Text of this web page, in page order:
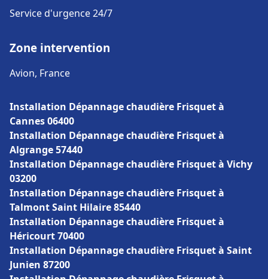
Service d'urgence 24/7
Zone intervention
Avion, France
Installation Dépannage chaudière Frisquet à
Cannes 06400
Installation Dépannage chaudière Frisquet à
Algrange 57440
Installation Dépannage chaudière Frisquet à Vichy
03200
Installation Dépannage chaudière Frisquet à
Talmont Saint Hilaire 85440
Installation Dépannage chaudière Frisquet à
Héricourt 70400
Installation Dépannage chaudière Frisquet à Saint
Junien 87200